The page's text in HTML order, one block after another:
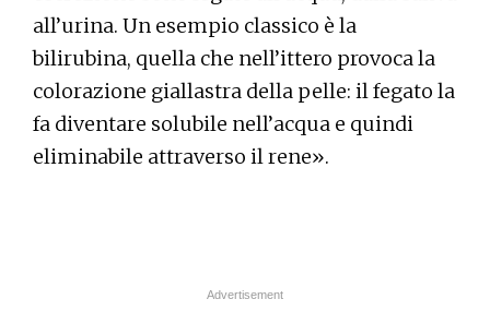
all’urina. Un esempio classico è la
bilirubina, quella che nell’ittero provoca la
colorazione giallastra della pelle: il fegato la
fa diventare solubile nell’acqua e quindi
eliminabile attraverso il rene».